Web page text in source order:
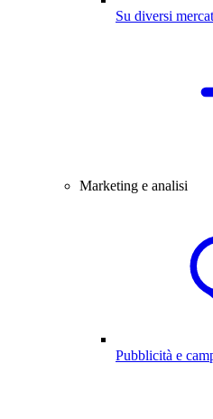
Su diversi
Marketing e analisi
Pubblicità e